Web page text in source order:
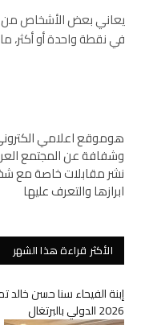
يعاني بعض الأشخاص من
في نقطة واحدة أو أكثر،
هوموقع اعلامي
وشفافة عن المجتمع
نشر مقابلات خاصة مع
ابرازها والتعرف عليها
الأكثر قراءة هذا الشهر
2026 الدولي بالبرتغال